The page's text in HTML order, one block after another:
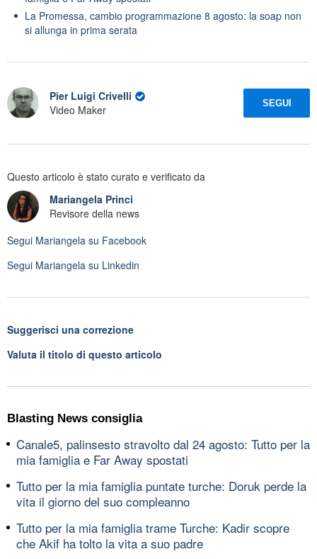
La Promessa, cambio programmazione 8 agosto: la soap non
si allunga in prima serata
Pier Luigi Crivelli
Video Maker
SEGUI
Questo articolo è stato curato e verificato da
Mariangela Princi
Revisore della news
Segui Mariangela su Facebook
Segui Mariangela su Linkedin
Suggerisci una correzione
Valuta il titolo di questo articolo
Blasting News consiglia
Canale5, palinsesto stravolto dal 24 agosto: Tutto per la
mia famiglia e Far Away spostati
Tutto per la mia famiglia puntate turche: Doruk perde la
vita il giorno del suo compleanno
Tutto per la mia famiglia trame Turche: Kadir scopre
che Akif ha tolto la vita a suo padre